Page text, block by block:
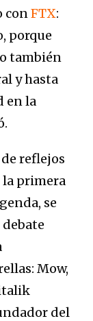
conFTX:
porque
también
y hasta
en la
reflejos
la primera
se
Mow,
del